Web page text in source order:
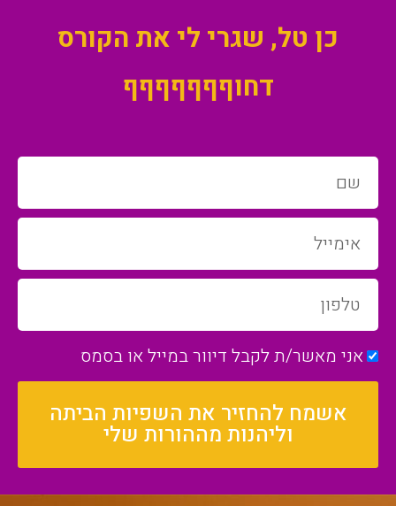
כן טל, שגרי לי את הקורס
דחוףףףףףףף
אני מאשר/ת לקבל דיוור במייל או בסמס
אשמח להחזיר את השפיות הביתה
וליהנות מההורות שלי